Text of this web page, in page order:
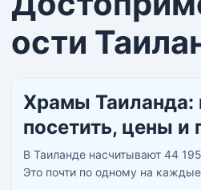
ости
Храмы Таиланда:
посетить, цены и
В Таиланде насчитывают 44
Это почти по одному на